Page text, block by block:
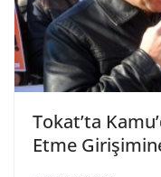
Tokat’ta
Etme